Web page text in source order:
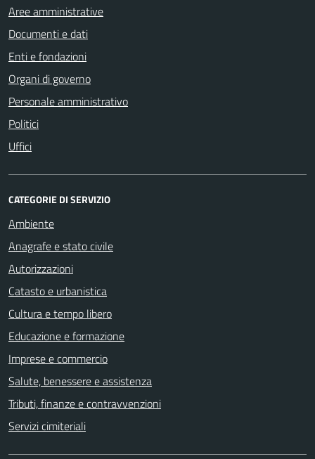
Aree amministrative
Documenti e dati
Enti e fondazioni
Organi di governo
Personale amministrativo
Politici
Uffici
CATEGORIE DI SERVIZIO
Ambiente
Anagrafe e stato civile
Autorizzazioni
Catasto e urbanistica
Cultura e tempo libero
Educazione e formazione
Imprese e commercio
Salute, benessere e assistenza
Tributi, finanze e contravvenzioni
Servizi cimiteriali